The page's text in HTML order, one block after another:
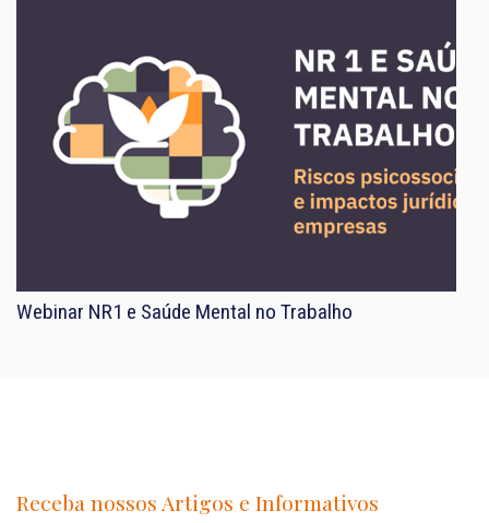
Webinar NR1 e Saúde Mental no Trabalho
Receba nossos Artigos e Informativos